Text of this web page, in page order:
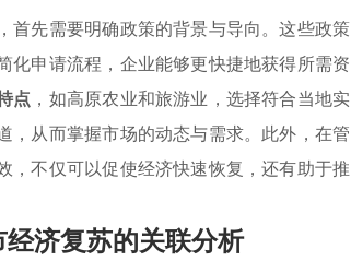
首先需要明确政策的背景与导向。这些政策
化申请流程，企业能够更快捷地获得所需资
点 ，如高原农业和旅游业，选择符合当地实
，从而掌握市场的动态与需求。此外，在管
，不仅可以促使经济快速恢复，还有助于推
济复苏的关联分析